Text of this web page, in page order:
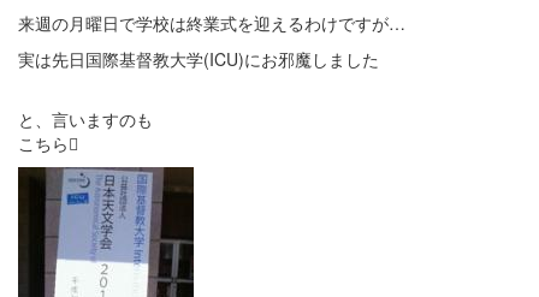
来週の月曜日で学校は終業式を迎えるわけですが…
実は先日国際基督教大学(ICU)にお邪魔しました
と、言いますのも
こちら